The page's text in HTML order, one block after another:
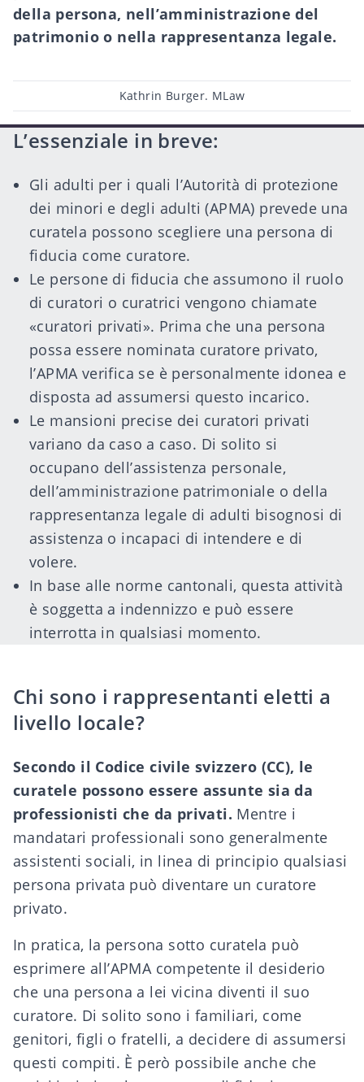
della persona, nell’amministrazione del
patrimonio o nella rappresentanza legale.
Post
author
Kathrin Burger. MLaw
L’essenziale in breve:
Gli adulti per i quali l’Autorità di protezione
dei minori e degli adulti (APMA) prevede una
curatela possono scegliere una persona di
fiducia come curatore.
Le persone di fiducia che assumono il ruolo
di curatori o curatrici vengono chiamate
«curatori privati». Prima che una persona
possa essere nominata curatore privato,
l’APMA verifica se è personalmente idonea e
disposta ad assumersi questo incarico.
Le mansioni precise dei curatori privati
variano da caso a caso. Di solito si
occupano dell’assistenza personale,
dell’amministrazione patrimoniale o della
rappresentanza legale di adulti bisognosi di
assistenza o incapaci di intendere e di
volere.
In base alle norme cantonali, questa attività
è soggetta a indennizzo e può essere
interrotta in qualsiasi momento.
Chi sono i rappresentanti eletti a
livello locale?
Secondo il Codice civile svizzero (CC), le
curatele possono essere assunte sia da
professionisti che da privati. Mentre i
mandatari professionali sono generalmente
assistenti sociali, in linea di principio qualsiasi
persona privata può diventare un curatore
privato.
In pratica, la persona sotto curatela può
esprimere all’APMA competente il desiderio
che una persona a lei vicina diventi il suo
curatore. Di solito sono i familiari, come
genitori, figli o fratelli, a decidere di assumersi
questi compiti. È però possibile anche che